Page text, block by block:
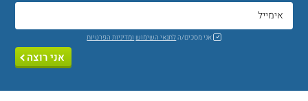
אני מסכים/הלתנאי השימוש ומדיניות הפרטיות
אני רוצה